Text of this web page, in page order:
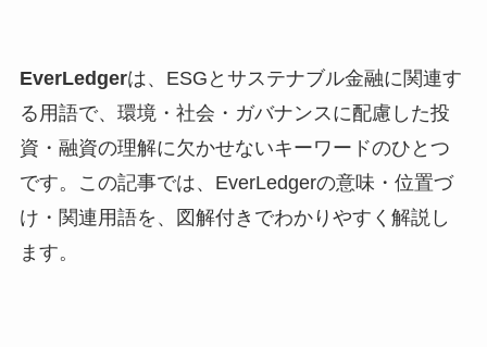
EverLedgerは、ESGとサステナブル金融に関連す
る用語で、環境・社会・ガバナンスに配慮した投
資・融資の理解に欠かせないキーワードのひとつ
です。この記事では、EverLedgerの意味・位置づ
け・関連用語を、図解付きでわかりやすく解説し
ます。